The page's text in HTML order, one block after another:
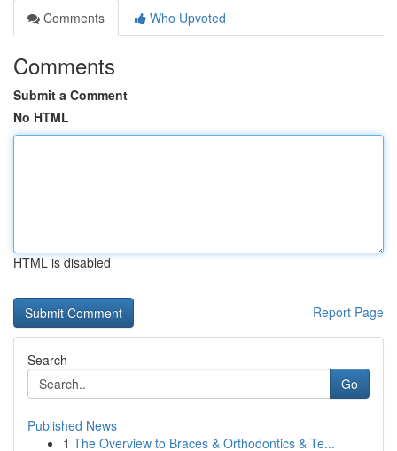
Comments
Who Upvoted
Comments
Submit a Comment
No HTML
HTML is disabled
Report Page
Search
Go
Published News
1 The Overview to Braces & Orthodontics & Te...